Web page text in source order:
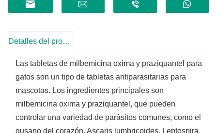
Detalles del producto
Las tabletas de milbemicina oxima y praziquantel para
gatos son un tipo de tabletas antiparasitarias para
mascotas. Los ingredientes principales son
milbemicina oxima y praziquantel, que pueden
controlar una variedad de parásitos comunes, como el
gusano del corazón, Ascaris lumbricoides, Leptospira,